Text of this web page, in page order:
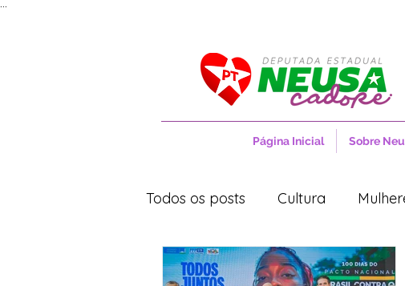
Página Inicial Sobre
Todos os posts Cultura
Movimentos Sociais Notícias